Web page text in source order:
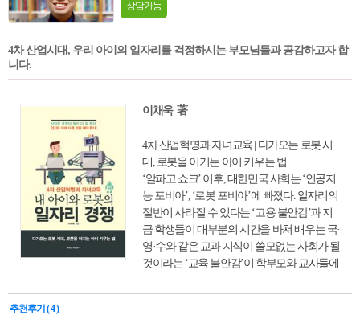
상담가능
4차 산업시대, 우리 아이의 일자리를 걱정하시는 부모님들과 공감하고자 합
니다.
이채욱 著
4차 산업혁명과 자녀교육 | 다가오는 로봇 시
대, 로봇을 이기는 아이 키우는 법
‘알파고 쇼크’ 이후, 대한민국 사회는 ‘인공지
능 포비아’, ‘로봇 포비아’에 빠졌다. 일자리의
절반이 사라질 수 있다는 ‘고용 불안감’과 지
금 학생들이 대부분의 시간을 바쳐 배우는 국·
영·수와 같은 교과 지식이 쓸모없는 사회가 될
것이라는 ‘교육 불안감’이 학부모와 교사들에
수를 배우는 것은 포크레인이 있는데 삽질을
추천후기 ( 4 )